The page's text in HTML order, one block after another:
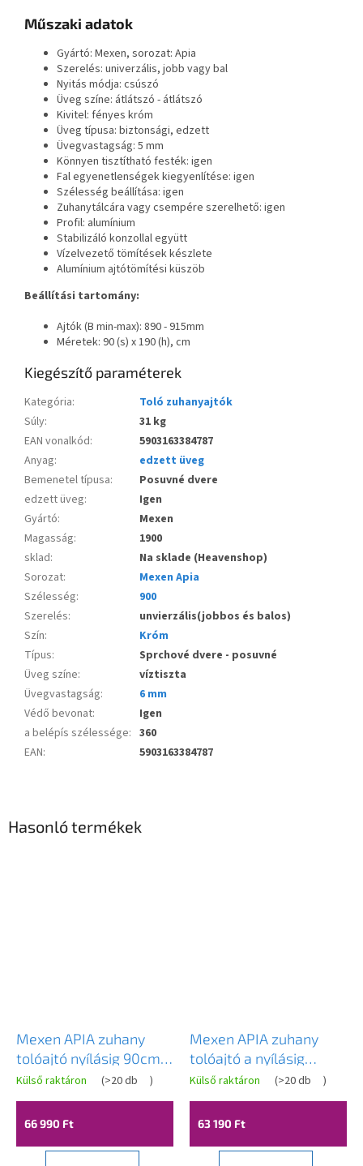
Műszaki adatok
Gyártó: Mexen, sorozat: Apia
Szerelés: univerzális, jobb vagy bal
Nyitás módja: csúszó
Üveg színe: átlátszó - átlátszó
Kivitel: fényes króm
Üveg típusa: biztonsági, edzett
Üvegvastagság: 5 mm
Könnyen tisztítható festék: igen
Fal egyenetlenségek kiegyenlítése: igen
Szélesség beállítása: igen
Zuhanytálcára vagy csempére szerelhető: igen
Profil: alumínium
Stabilizáló konzollal együtt
Vízelvezető tömítések készlete
Alumínium ajtótömítési küszöb
Beállítási tartomány:
Ajtók (B min-max): 890 - 915mm
Méretek: 90 (s) x 190 (h), cm
Kiegészítő paraméterek
Kategória:
Toló zuhanyajtók
Súly:
31 kg
EAN vonalkód:
5903163384787
Anyag:
edzett üveg
Bemenetel típusa:
Posuvné dvere
edzett üveg:
Igen
Gyártó:
Mexen
Magasság:
1900
sklad:
Na sklade (Heavenshop)
Sorozat:
Mexen Apia
Szélesség:
900
Szerelés:
unvierzális(jobbos és balos)
Szín:
Króm
Típus:
Sprchové dvere - posuvné
Üveg színe:
víztiszta
Üvegvastagság:
6 mm
Védő bevonat:
Igen
a belépís szélessége: 360
EAN: 5903163384787
Hasonló termékek
Mexen APIA zuhany
tolóajtó nyílásig 90cm,
fekete, 845-090-000-
70-00
Külső raktáron (>20 db )
66 990 Ft
Mexen APIA zuhany
tolóajtó a nyílásig
90cm, átlátszó /
szalag, 845-090-000-
01-20
Külső raktáron (>20 db )
63 190 Ft